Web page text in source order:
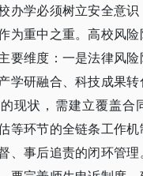
办学必须树立安全意
为重中之重。高校风
要维度：一是法律风
学研融合、科技成果
现状，需建立覆盖合
等环节的全链条工作
、事后追责的闭环管